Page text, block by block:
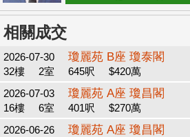
相關成交
2026-07-30 瓊麗苑 B座 瓊泰閣
32樓 2室 645呎
$420萬
2026-07-03
瓊麗苑 A座 瓊昌閣
16樓 6室 401呎
$270萬
2026-06-26
瓊麗苑 A座 瓊昌閣